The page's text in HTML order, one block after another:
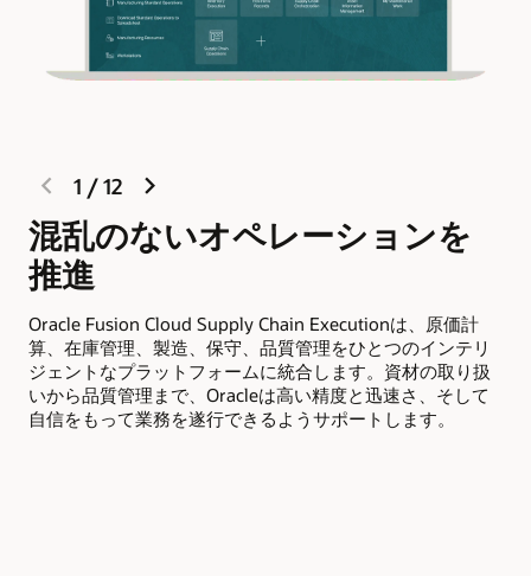
previous
slide
1 /12
混乱のないオペレーションを
推進
Oracle Fusion Cloud Supply Chain Executionは、原価計
算、在庫管理、製造、保守、品質管理をひとつのインテリ
ジェントなプラットフォームに統合します。資材の取り扱
いから品質管理まで、Oracleは高い精度と迅速さ、そして
自信をもって業務を遂行できるようサポートします。